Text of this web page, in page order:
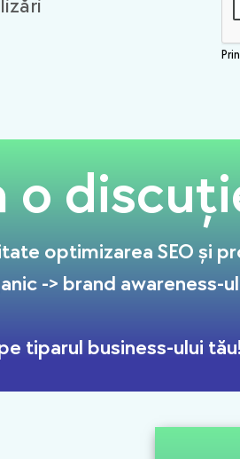
o
optimizarea SEO și
-> brand awareness-
tiparul business-ului tău!